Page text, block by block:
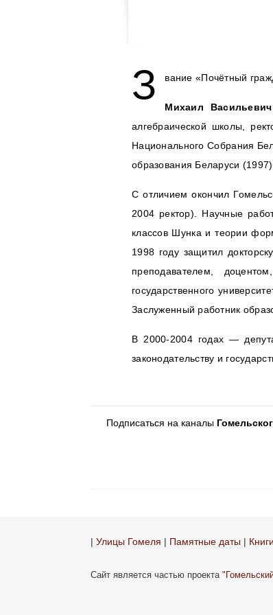
З вание «Почётный
Михаил
алгебраической школы,
Национального Собрания
образования Беларуси
С отличием окончил
2004 ректор). Научные
классов Шунка и теории
1998 году защитил
преподавателем,
государственного
Заслуженный работник
В 2000-2004 годах —
законодательству и
Подписаться на каналы
| Улицы Гомеля | Памятные даты |
Сайт является частью проекта